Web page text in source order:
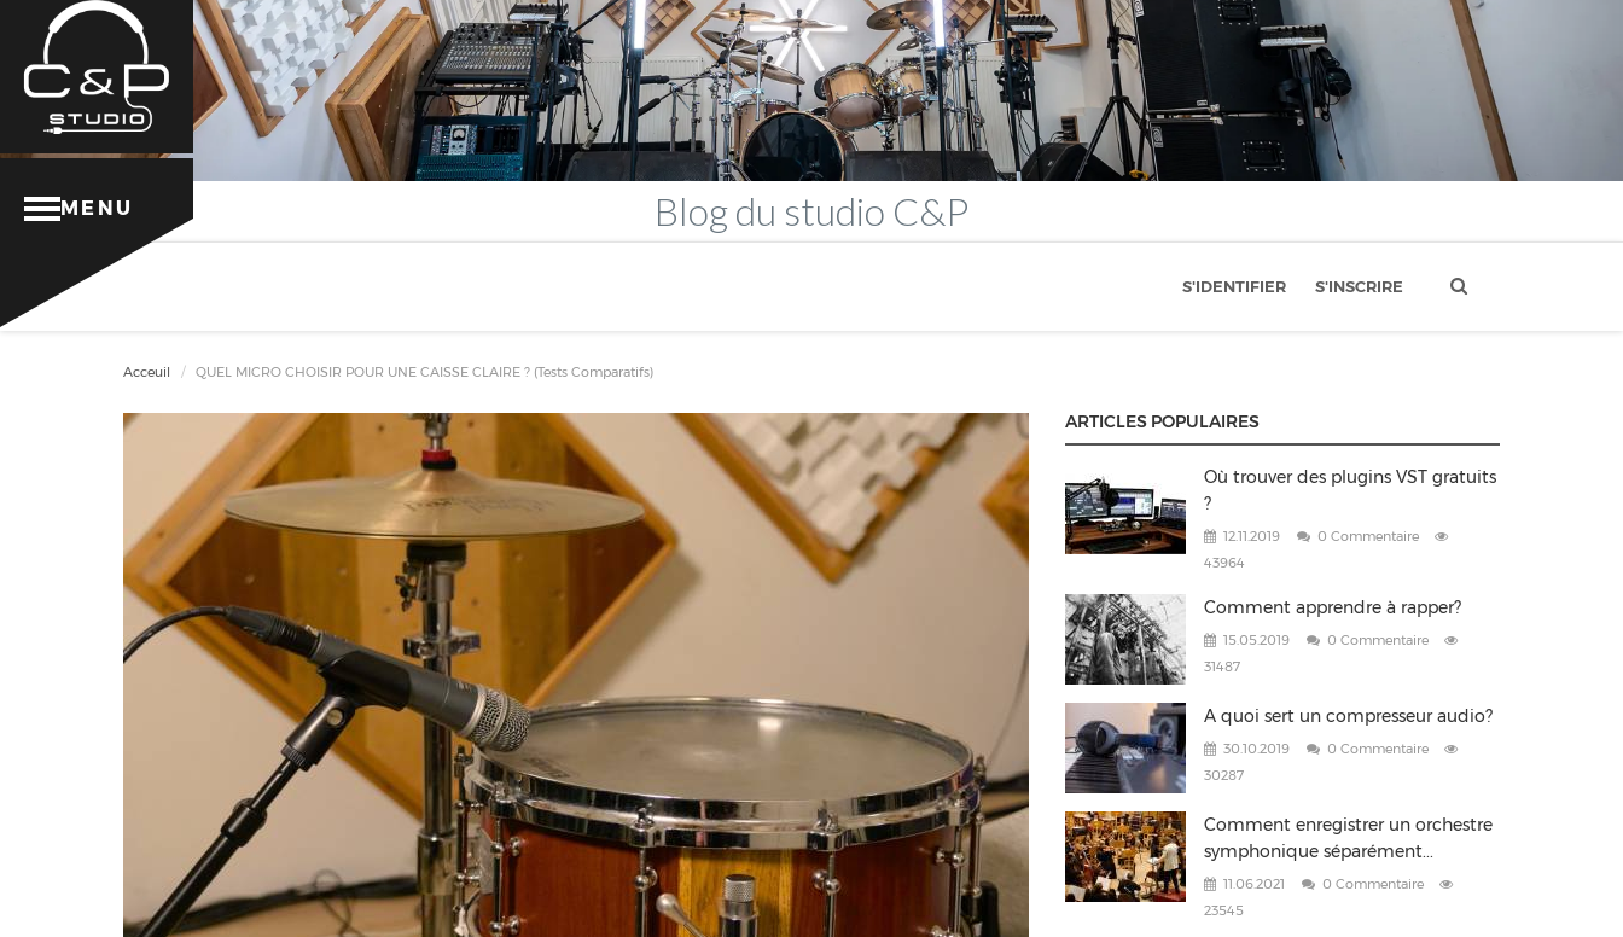
MENU Blogdu studio C&P
S'IDENTIFIER S'INSCRIRE
Acceuil QUEL MICRO CHOISIR POUR UNE CAISSE CLAIRE ? (Tests Comparatifs)
ARTICLES POPULAIRES
Où trouver des plugins VST gratuits
?
12.11.2019
0 Commentaire
43964
Comment apprendre à rapper?
15.05.2019
0 Commentaire
31487
A quoi sert un compresseur audio?
30.10.2019
0 Commentaire
30287
Comment enregistrer un orchestre
symphonique séparément...
11.06.2021
0 Commentaire
23545